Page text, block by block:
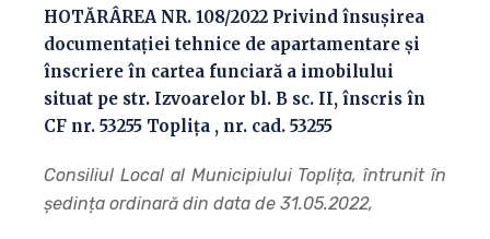
HOTĂRÂREA NR. 108/2022 Privind însușirea
documentației tehnice de apartamentare și
înscriere în cartea funciară a imobilului
situat pe str. Izvoarelor bl. B sc. II, înscris în
CF nr. 53255 Topliţa , nr. cad. 53255
Consiliul Local al Municipiului Toplița, întrunit în
ședința ordinară din data de 31.05.2022,